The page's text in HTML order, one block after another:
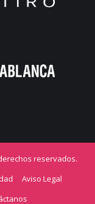
reservados.
Aviso Legal